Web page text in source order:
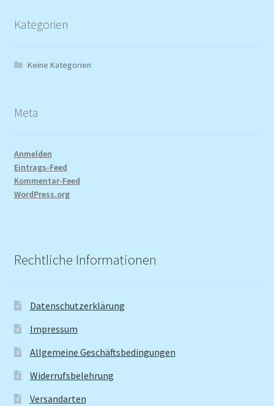
Kategorien
Keine Kategorien
Meta
Anmelden
Eintrags-Feed
Kommentar-Feed
WordPress.org
Rechtliche Informationen
Datenschutzerklärung
Impressum
Allgemeine Geschäftsbedingungen
Widerrufsbelehrung
Versandarten